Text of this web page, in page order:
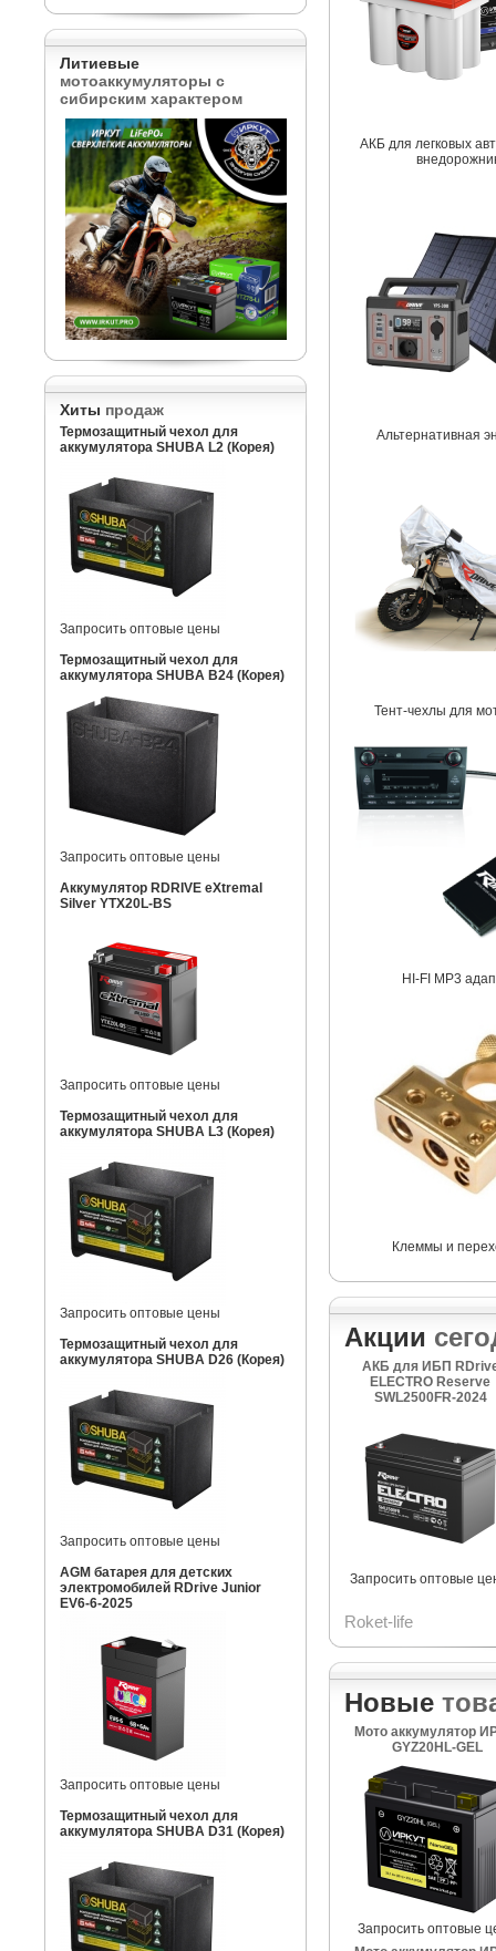
Литиевые
мотоаккумуляторы с
сибирским характером
Хиты продаж
Термозащитный чехол для
аккумулятора SHUBA L2 (Корея)
Запросить оптовые цены
Термозащитный чехол для
аккумулятора SHUBA B24 (Корея)
Запросить оптовые цены
Аккумулятор RDRIVE eXtremal
Silver YTX20L-BS
Запросить оптовые цены
Термозащитный чехол для
аккумулятора SHUBA L3 (Корея)
Запросить оптовые цены
Термозащитный чехол для
аккумулятора SHUBA D26 (Корея)
Запросить оптовые цены
AGM батарея для детских
электромобилей RDrive Junior
EV6-6-2025
Запросить оптовые цены
Термозащитный чехол для
аккумулятора SHUBA D31 (Корея)
АКБ для легковых
Альтернативная
Тент-чехлы для
HI-FI MP3
Клеммы и
Акции
АКБ для ИБП
ELECTRO Reserve
SWL2500FR-2024
Запросить оптовые
Roket-life
Новые
Мото аккумулятор
GYZ20HL-GEL
Запросить оптовые